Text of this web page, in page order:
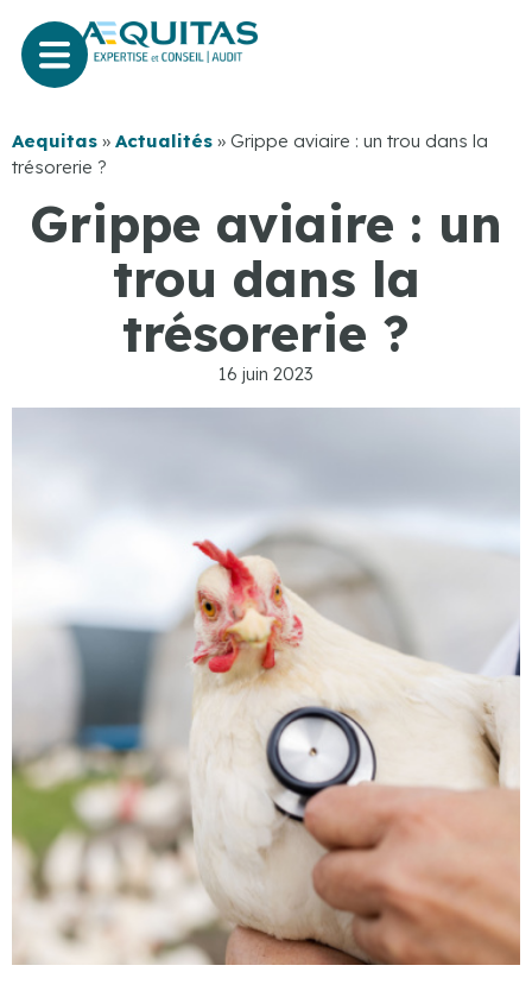
Aequitas » Actualités » Grippe aviaire : un trou dans la
trésorerie ?
Grippe aviaire : un
trou dans la
trésorerie ?
16 juin 2023